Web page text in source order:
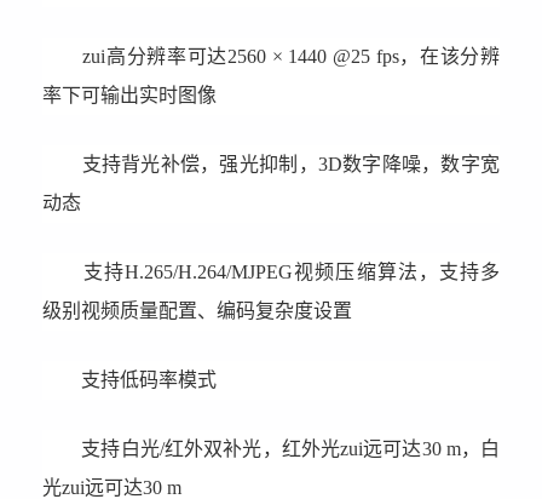
zui高分辨率可达2560 × 1440 @25 fps，在该分辨
率下可输出实时图像
支持背光补偿，强光抑制，3D数字降噪，数字宽
动态
支持H.265/H.264/MJPEG视频压缩算法，支持多
级别视频质量配置、编码复杂度设置
支持低码率模式
支持白光/红外双补光，红外光zui远可达30 m，白
光zui远可达30 m